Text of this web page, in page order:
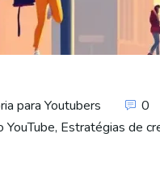
para Youtubers 0
YouTube, Estratégias de